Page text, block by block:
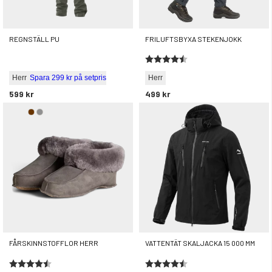
REGNSTÄLL PU
Herr Spara 299 kr på setpris
599 kr
FRILUFTSBYXA STEKENJOKK
Herr
499 kr
Betyg:
4.3 utav 5 stjärnor
FÅRSKINNSTOFFLOR HERR
Betyg:
4.7 utav 5 stjärnor
VATTENTÄT SKALJACKA 15 000 MM
Betyg:
4.7 utav 5 stjärnor